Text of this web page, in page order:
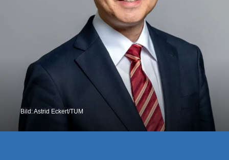
Bild: Astrid Eckert/TUM